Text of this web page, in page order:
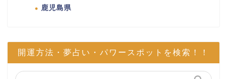
鹿児島県
開運方法・夢占い・パワースポットを検索！！